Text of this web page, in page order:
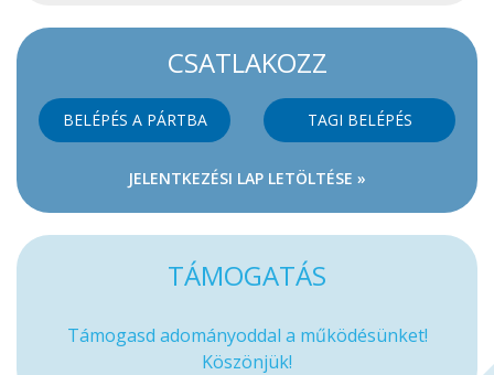
CSATLAKOZZ
BELÉPÉS A PÁRTBA TAGI BELÉPÉS
JELENTKEZÉSI LAP LETÖLTÉSE »
TÁMOGATÁS
Támogasd adományoddal a működésünket!
Köszönjük!